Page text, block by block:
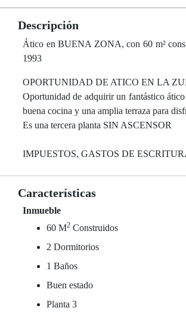
Descripción
Ático en BUENA ZONA, con 60 m²
1993
OPORTUNIDAD DE ATICO EN LA
Oportunidad de adquirir un fantástico
buena cocina y una amplia terraza para
Es una tercera planta SIN ASCENSOR
IMPUESTOS, GASTOS DE
Características
Inmueble
60 M2 Construidos
2 Dormitorios
1 Baños
Buen estado
Planta 3